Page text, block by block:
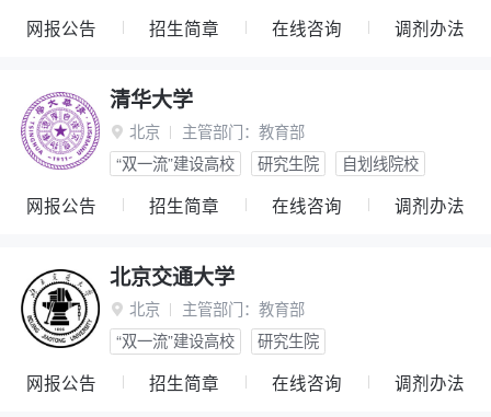
网报公告 招生简章 在线咨询 调剂办法
清华大学
 北京 主管部门： 教育部
“双一流”建设高校
研究生院 自划线院校
网报公告 招生简章 在线咨询 调剂办法
北京交通大学
 北京 主管部门： 教育部
“双一流”建设高校
研究生院
网报公告 招生简章 在线咨询 调剂办法